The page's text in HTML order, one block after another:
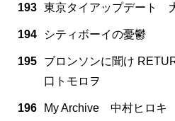
193 東京タイアップデート
194 シティボーイの憂鬱
195
ブロンソンに聞け
口トモロヲ
196 My Archive 中村ヒロキ